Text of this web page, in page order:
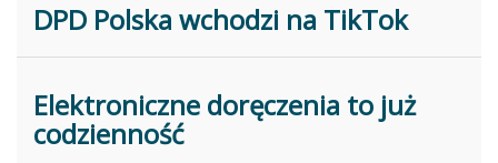
DPD Polska wchodzi na TikTok
Elektroniczne doręczenia to już
codzienność